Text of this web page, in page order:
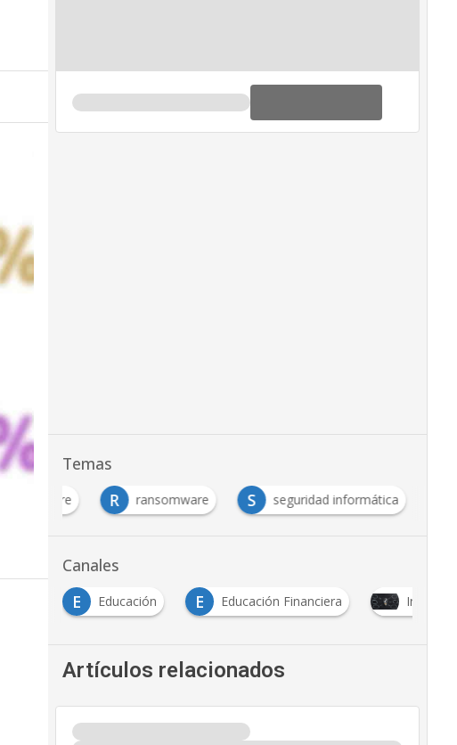
Temas
malware R ransomware S seguridad informática
Canales
E
Educación E Educación Financiera
Artículos relacionados